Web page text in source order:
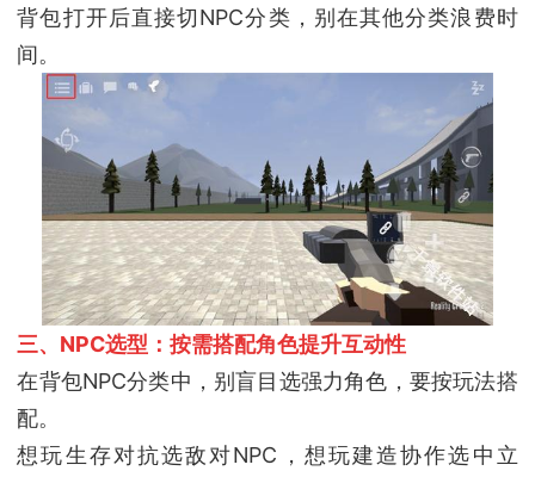
背包打开后直接切NPC分类，别在其他分类浪费时
间。
三、NPC选型：按需搭配角色提升互动性
在背包NPC分类中，别盲目选强力角色，要按玩法搭
配。
想玩生存对抗选敌对NPC，想玩建造协作选中立